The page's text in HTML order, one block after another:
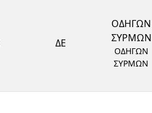
ΔΕ
ΟΔΗΓΩΝ
ΣΥΡΜΩΝ
ΟΔΗΓΩΝ
ΣΥΡΜΩΝ